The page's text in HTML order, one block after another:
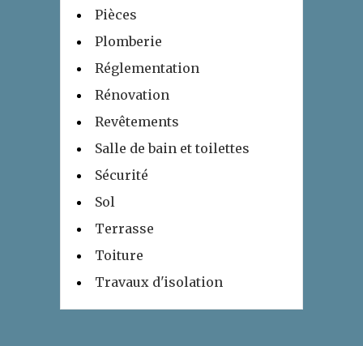
Pièces
Plomberie
Réglementation
Rénovation
Revêtements
Salle de bain et toilettes
Sécurité
Sol
Terrasse
Toiture
Travaux d'isolation